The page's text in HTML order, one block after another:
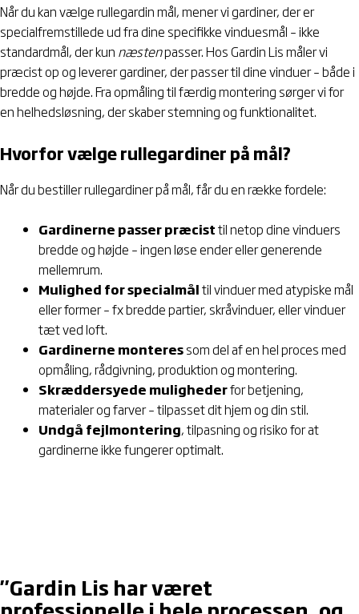
Når du kan vælge rullegardin mål, mener vi gardiner, der er
specialfremstillede ud fra dine specifikke vinduesmål – ikke
standardmål, der kun næstenpasser. Hos Gardin Lis måler vi
præcist op og leverer gardiner, der passer til dine vinduer – både i
bredde og højde. Fra opmåling til færdig montering sørger vi for
en helhedsløsning, der skaber stemning og funktionalitet.
Hvorfor vælge rullegardiner på mål?
Når du bestiller rullegardiner på mål, får du en række fordele:
Gardinerne passer præcisttil netop dine vinduers
bredde og højde – ingen løse ender eller generende
mellemrum.
Mulighed for specialmåltil vinduer med atypiske mål
eller former – fx bredde partier, skråvinduer, eller vinduer
tæt ved loft.
Gardinerne monteressom del af en hel proces med
opmåling, rådgivning, produktion og montering.
Skræddersyede mulighederfor betjening,
materialer og farver – tilpasset dit hjem og din stil.
Undgå fejlmontering, tilpasning og risiko for at
gardinerne ikke fungerer optimalt.
"Gardin Lis har været